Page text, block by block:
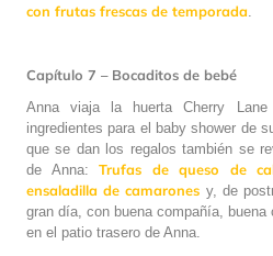
con frutas frescas de temporada
Capítulo 7 – Bocaditos de bebé
Anna viaja la huerta Cherry
ingredientes para el baby shower de
que se dan los regalos también se
de Anna: Trufas de queso de
ensaladilla de camarones y, de
gran día, con buena compañía,
en el patio trasero de Anna.